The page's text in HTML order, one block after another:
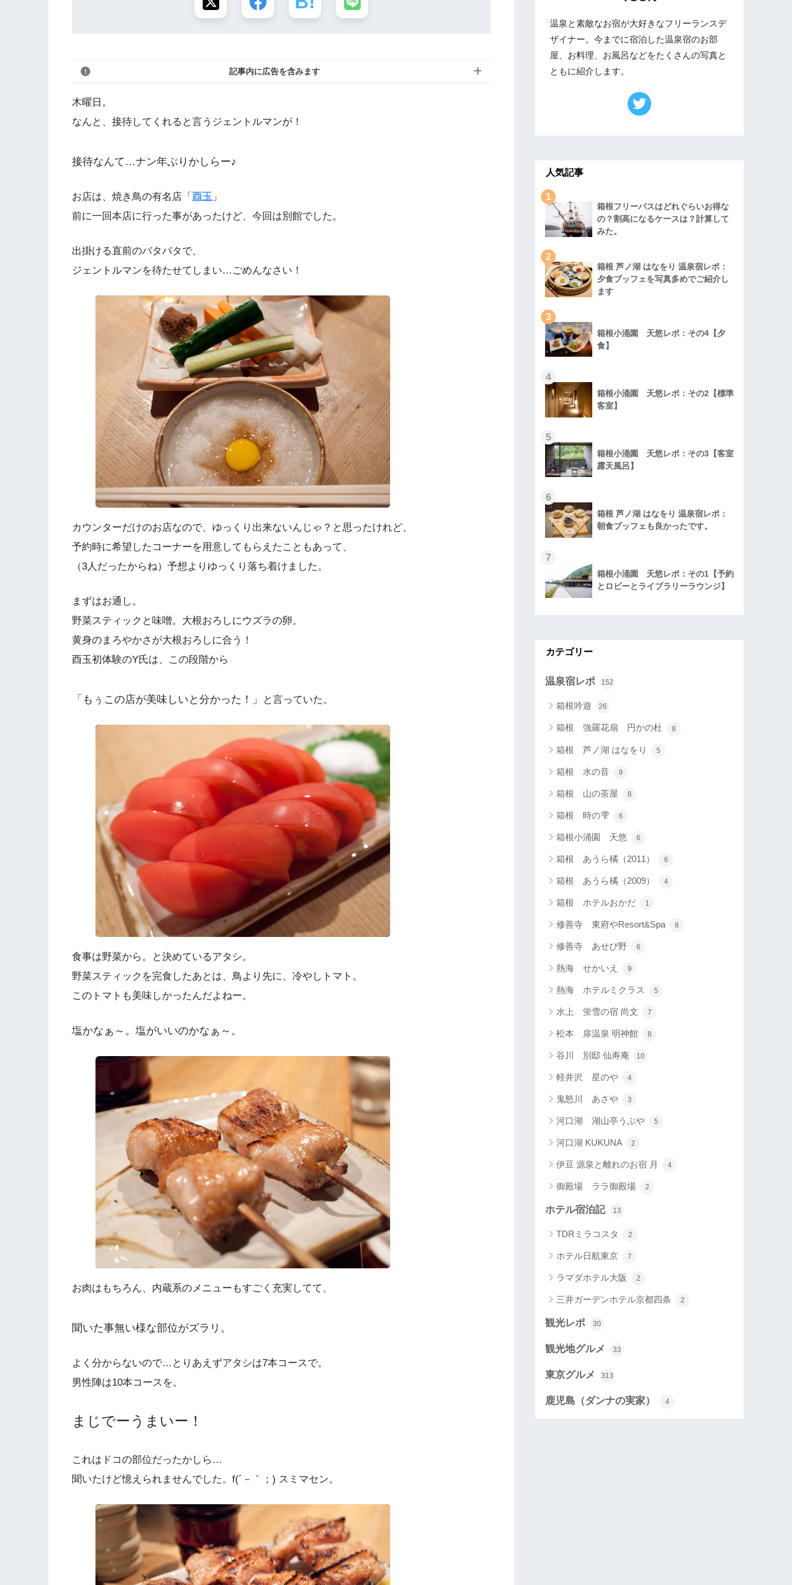
記事内に広告を含みます
木曜日。
なんと、接待してくれると言うジェントルマンが！
接待なんて…ナン年ぶりかしらー♪
お店は、焼き鳥の有名店「酉玉 」
前に一回本店に行った事があったけど、今回は別館でした。
出掛ける直前のバタバタで、
ジェントルマンを待たせてしまい…ごめんなさい！
カウンターだけのお店なので、ゆっくり出来ないんじゃ？と思ったけれど、
予約時に希望したコーナーを用意してもらえたこともあって、
（3人だったからね）予想よりゆっくり落ち着けました。
まずはお通し。
野菜スティックと味噌。大根おろしにウズラの卵。
黄身のまろやかさが大根おろしに合う！
酉玉初体験のY氏は、この段階から
「もぅこの店が美味しいと分かった！」 と言っていた。
食事は野菜から。と決めているアタシ。
野菜スティックを完食したあとは、鳥より先に、冷やしトマト。
このトマトも美味しかったんだよねー。
塩かなぁ～。塩がいいのかなぁ～。
お肉はもちろん、内蔵系のメニューもすごく充実してて、
聞いた事無い様な部位がズラリ。
よく分からないので…とりあえずアタシは7本コースで。
男性陣は10本コースを。
まじでーうまいー！
これはドコの部位だったかしら…
聞いたけど憶えられませんでした。f(´－｀；) スミマセン。
温泉と素敵なお宿が大好きなフリーランスデ
ザイナー。今までに宿泊した温泉宿のお部
屋、お料理、お風呂などをたくさんの写真と
ともに紹介します。
人気記事
1
箱根フリーパスはどれぐらいお得な
の？割高になるケースは？計算して
みた。
2
箱根 芦ノ湖 はなをり 温泉宿レポ：
夕食ブッフェを写真多めでご紹介し
ます
3
箱根小涌園 天悠レポ：その4【夕
食】
4
箱根小涌園 天悠レポ：その2【標準
客室】
5
箱根小涌園 天悠レポ：その3【客室
露天風呂】
6
箱根 芦ノ湖 はなをり 温泉宿レポ：
朝食ブッフェも良かったです。
7
箱根小涌園 天悠レポ：その1【予約
とロビーとライブラリーラウンジ】
カテゴリー
温泉宿レポ 152
箱根吟遊 26
箱根 強羅花扇 円かの杜 8
箱根 芦ノ湖 はなをり 5
箱根 水の音 9
箱根 山の茶屋 8
箱根 時の雫 6
箱根小涌園 天悠 6
箱根 あうら橘（2011） 6
箱根 あうら橘（2009） 4
箱根 ホテルおかだ 1
修善寺 東府やResort&Spa 8
修善寺 あせび野 6
熱海 せかいえ 9
熱海 ホテルミクラス 5
水上 蛍雪の宿 尚文 7
松本 扉温泉 明神館 8
谷川 別邸 仙寿庵 10
軽井沢 星のや 4
鬼怒川 あさや 3
河口湖 湖山亭うぶや 5
河口湖 KUKUNA 2
伊豆 源泉と離れのお宿 月 4
御殿場 ララ御殿場 2
ホテル宿泊記 13
TDRミラコスタ 2
ホテル日航東京 7
ラマダホテル大阪 2
三井ガーデンホテル京都四条 2
観光レポ 30
観光地グルメ 33
東京グルメ 313
鹿児島（ダンナの実家） 4